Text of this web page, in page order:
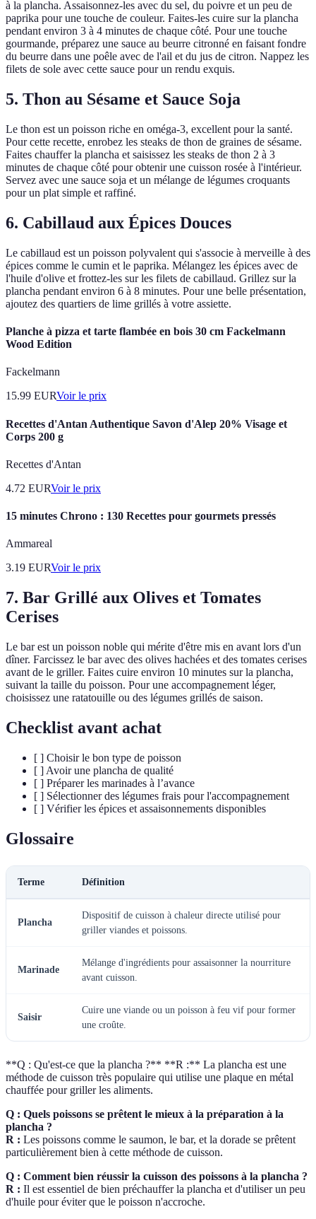
à la plancha. Assaisonnez-les avec du sel, du poivre et un peu de
paprika pour une touche de couleur. Faites-les cuire sur la plancha
pendant environ 3 à 4 minutes de chaque côté. Pour une touche
gourmande, préparez une sauce au beurre citronné en faisant fondre
du beurre dans une poêle avec de l'ail et du jus de citron. Nappez les
filets de sole avec cette sauce pour un rendu exquis.
5. Thon au Sésame et Sauce Soja
Le thon est un poisson riche en oméga-3, excellent pour la santé.
Pour cette recette, enrobez les steaks de thon de graines de sésame.
Faites chauffer la plancha et saisissez les steaks de thon 2 à 3
minutes de chaque côté pour obtenir une cuisson rosée à l'intérieur.
Servez avec une sauce soja et un mélange de légumes croquants
pour un plat simple et raffiné.
6. Cabillaud aux Épices Douces
Le cabillaud est un poisson polyvalent qui s'associe à merveille à des
épices comme le cumin et le paprika. Mélangez les épices avec de
l'huile d'olive et frottez-les sur les filets de cabillaud. Grillez sur la
plancha pendant environ 6 à 8 minutes. Pour une belle présentation,
ajoutez des quartiers de lime grillés à votre assiette.
Planche à pizza et tarte flambée en bois 30 cm Fackelmann
Wood Edition
Fackelmann
15.99 EURVoir le prix
Recettes d'Antan Authentique Savon d'Alep 20% Visage et
Corps 200 g
Recettes d'Antan
4.72 EURVoir le prix
15 minutes Chrono : 130 Recettes pour gourmets pressés
Ammareal
3.19 EURVoir le prix
7. Bar Grillé aux Olives et Tomates
Cerises
Le bar est un poisson noble qui mérite d'être mis en avant lors d'un
dîner. Farcissez le bar avec des olives hachées et des tomates cerises
avant de le griller. Faites cuire environ 10 minutes sur la plancha,
suivant la taille du poisson. Pour une accompagnement léger,
choisissez une ratatouille ou des légumes grillés de saison.
Checklist avant achat
[ ] Choisir le bon type de poisson
[ ] Avoir une plancha de qualité
[ ] Préparer les marinades à l’avance
[ ] Sélectionner des légumes frais pour l'accompagnement
[ ] Vérifier les épices et assaisonnements disponibles
Glossaire
Terme Définition
Plancha
Dispositif de cuisson à chaleur directe utilisé pour
griller viandes et poissons.
Marinade
Mélange d'ingrédients pour assaisonner la nourriture
avant cuisson.
Saisir
Cuire une viande ou un poisson à feu vif pour former
une croûte.
**Q : Qu'est-ce que la plancha ?** **R :** La plancha est une
méthode de cuisson très populaire qui utilise une plaque en métal
chauffée pour griller les aliments.
Q : Quels poissons se prêtent le mieux à la préparation à la
plancha ?
R : Les poissons comme le saumon, le bar, et la dorade se prêtent
particulièrement bien à cette méthode de cuisson.
Q : Comment bien réussir la cuisson des poissons à la plancha ?
R : Il est essentiel de bien préchauffer la plancha et d'utiliser un peu
d'huile pour éviter que le poisson n'accroche.